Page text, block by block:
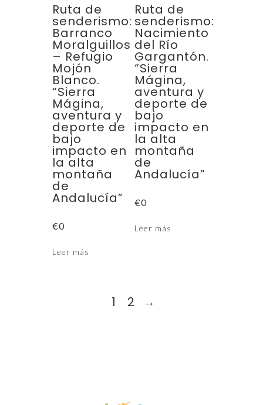
Ruta de
senderismo:
Barranco
Moralguillos
– Refugio
Mojón
Blanco.
“Sierra
Mágina,
aventura y
deporte de
bajo
impacto en
la alta
montaña
de
Andalucía”
€0
Leer más
Ruta de
senderismo:
Nacimiento
del Río
Gargantón.
“Sierra
Mágina,
aventura y
deporte de
bajo
impacto en
la alta
montaña
de
Andalucía”
€0
Leer más
1 2 →